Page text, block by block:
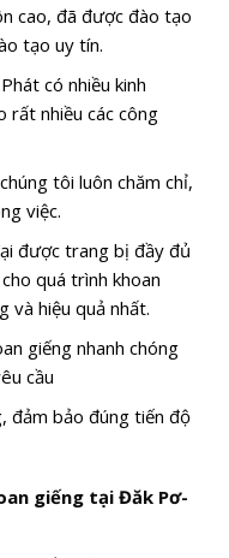
cao, đã được đào tạo
tạo uy tín.
có nhiều kinh
rất nhiều các công
tôi luôn chăm chỉ,
việc.
được trang bị đầy đủ
quá trình khoan
và hiệu quả nhất.
giếng nhanh chóng
cầu
đảm bảo đúng tiến độ
giếng tại Đăk Pơ-